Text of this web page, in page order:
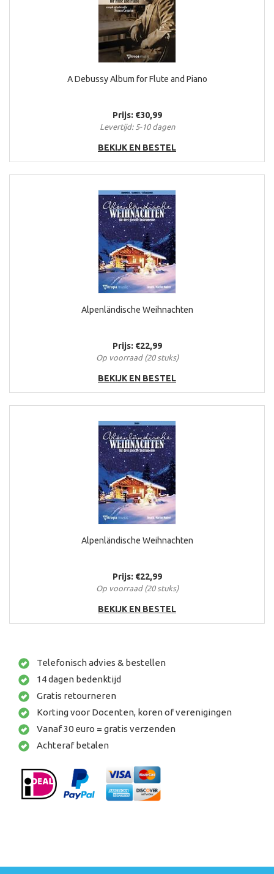
A Debussy Album for Flute and Piano
Prijs: €30,99
Levertijd: 5-10 dagen
BEKIJK EN BESTEL
Alpenländische Weihnachten
Prijs: €22,99
Op voorraad (20 stuks)
BEKIJK EN BESTEL
Alpenländische Weihnachten
Prijs: €22,99
Op voorraad (20 stuks)
BEKIJK EN BESTEL
Telefonisch advies & bestellen
14 dagen bedenktijd
Gratis retourneren
Korting voor Docenten, koren of verenigingen
Vanaf 30 euro = gratis verzenden
Achteraf betalen